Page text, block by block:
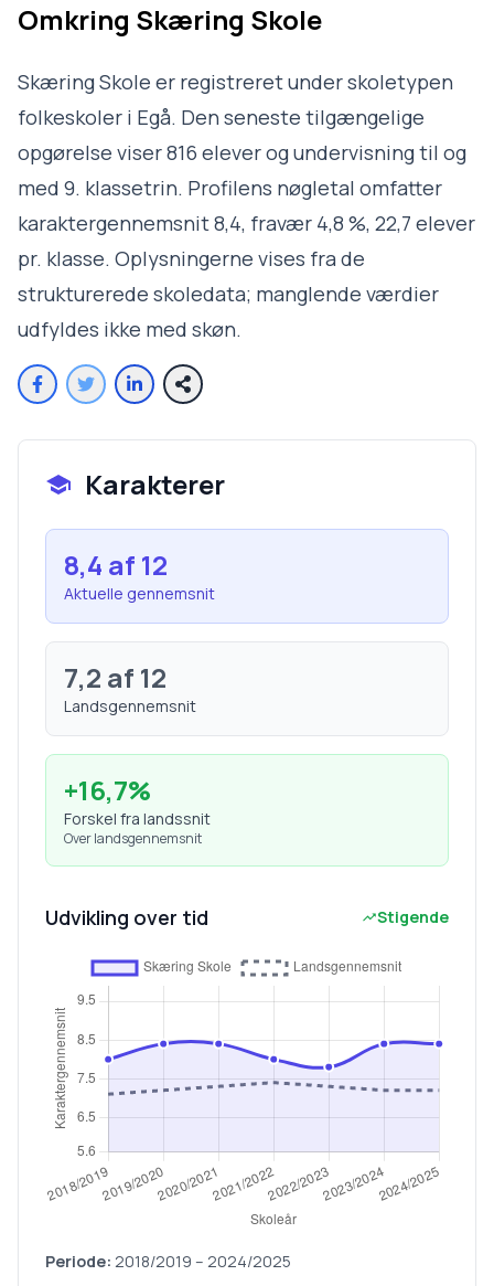
Omkring Skæring Skole
Skæring Skole er registreret under skoletypen
folkeskoler i Egå. Den seneste tilgængelige
opgørelse viser 816 elever og undervisning til og
med 9. klassetrin. Profilens nøgletal omfatter
karaktergennemsnit 8,4, fravær 4,8 %, 22,7 elever
pr. klasse. Oplysningerne vises fra de
strukturerede skoledata; manglende værdier
udfyldes ikke med skøn.
Karakterer
8,4 af 12
Aktuelle gennemsnit
7,2 af 12
Landsgennemsnit
+16,7%
Forskel fra landssnit
Over landsgennemsnit
Udvikling over tid Stigende
Periode: 2018/2019 – 2024/2025